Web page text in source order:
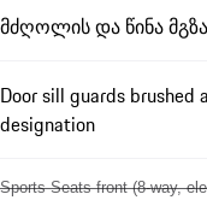
მძღოლის და წინა
Door sill guards brushed
designation
Sports Seats front (8-way,